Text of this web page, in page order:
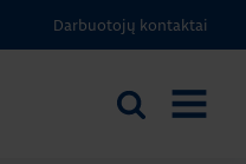
Darbuotojų kontaktai
Ieškoti